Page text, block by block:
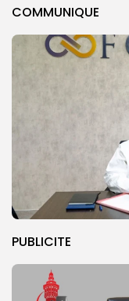
COMMUNIQUE
PUBLICITE